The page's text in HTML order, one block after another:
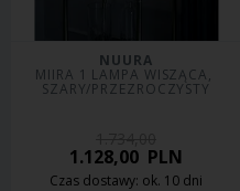
NUURA
MIIRA 1 LAMPA WISZĄCA,
SZARY/PRZEZROCZYSTY
1.128,00 PLN
Czas dostawy: ok. 10 dni